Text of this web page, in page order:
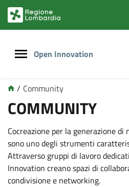
Open Innovation
/ Community
COMMUNITY
Cocreazione per la generazione
sono uno degli strumenti
Attraverso gruppi di lavoro
Innovation creano spazi di
condivisione e networking.